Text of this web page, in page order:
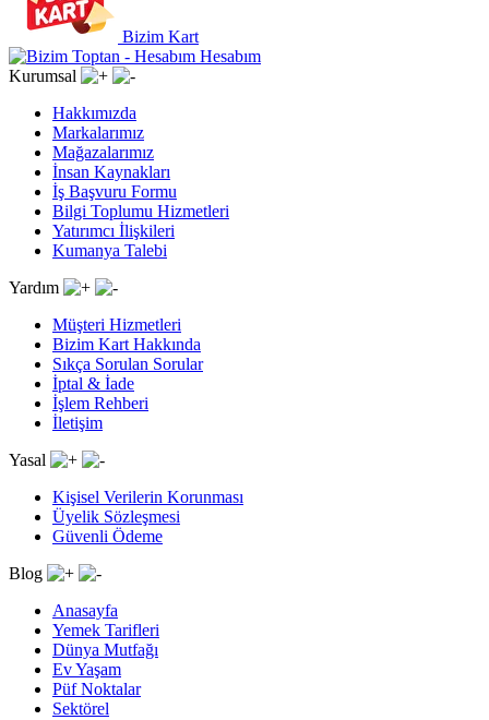
Bizim Kart
Hesabım
Kurumsal
Hakkımızda
Markalarımız
Mağazalarımız
İnsan Kaynakları
İş Başvuru Formu
Bilgi Toplumu Hizmetleri
Yatırımcı İlişkileri
Kumanya Talebi
Yardım
Müşteri Hizmetleri
Bizim Kart Hakkında
Sıkça Sorulan Sorular
İptal & İade
İşlem Rehberi
İletişim
Yasal
Kişisel Verilerin Korunması
Üyelik Sözleşmesi
Güvenli Ödeme
Blog
Anasayfa
Yemek Tarifleri
Dünya Mutfağı
Ev Yaşam
Püf Noktalar
Sektörel